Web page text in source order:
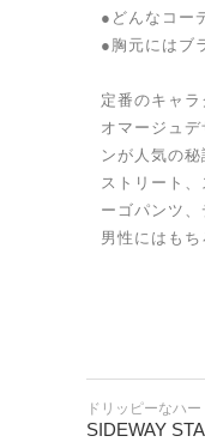
●どんなコー
●胸元にはブ
定番のキャ
オマージュ
ンが人気の秘
ストリート
ーゴパンツ、
男性にはも
ドリッピーなハ
SIDEWAY